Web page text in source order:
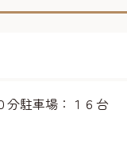
分駐車場：１６台